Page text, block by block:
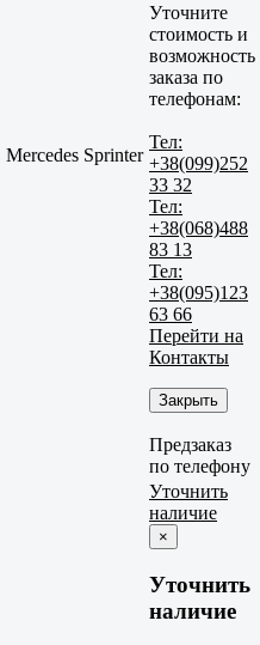
Mercedes Sprinter
Уточните
стоимость и
возможность
заказа по
телефонам:
Тел:
+38(099)252
33 32
Тел:
+38(068)488
83 13
Тел:
+38(095)123
63 66
Перейти на
Контакты
Закрыть
Предзаказ
по телефону
Уточнить
наличие
×
Уточнить
наличие